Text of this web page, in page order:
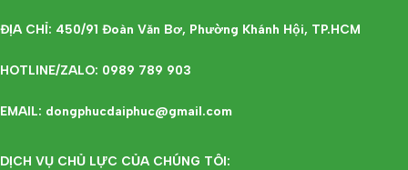
ĐỊA CHỈ: 450/91 Đoàn Văn Bơ, Phường Khánh Hội, TP.HCM
HOTLINE/ZALO: 0989 789 903
EMAIL: dongphucdaiphuc@gmail.com
DỊCH VỤ CHỦ LỰC CỦA CHÚNG TÔI: